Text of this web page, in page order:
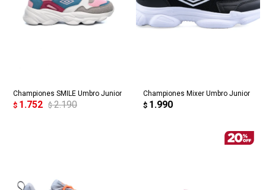
Championes SMILE Umbro Junior
$ 1.752 $ 2.190
Championes Mixer Umbro Junior
$ 1.990